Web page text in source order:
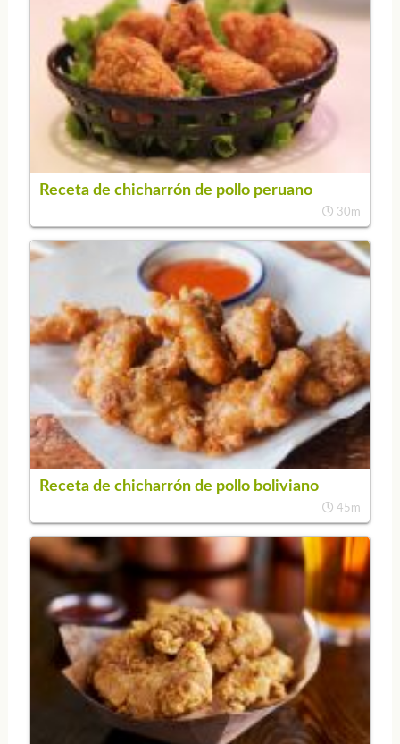
Receta de chicharrón de pollo peruano
30m
Receta de chicharrón de pollo boliviano
45m